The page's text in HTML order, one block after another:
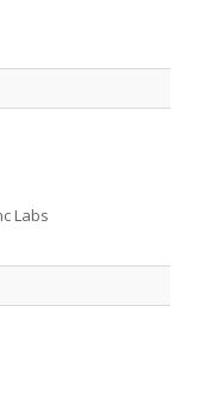
Labs